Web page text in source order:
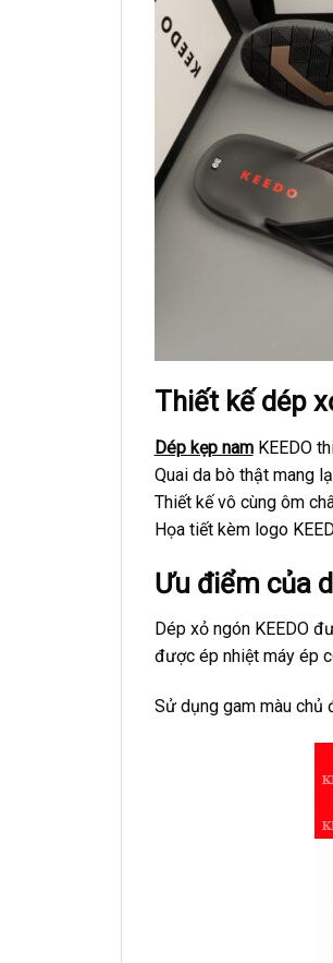
Thiết kế dép
Dép kẹp namKEEDO
Quai da bò thật mang
Thiết kế vô cùng ôm
Họa tiết kèm logo
Ưu điểm của
Dép xỏ ngón KEEDO
được ép nhiệt máy ép
Sử dụng gam màu chủ